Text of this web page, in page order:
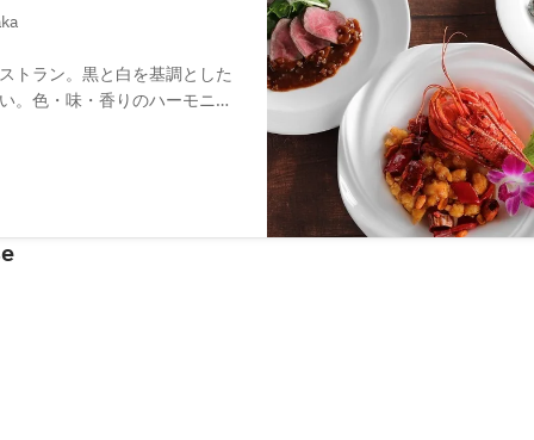
トラン。黒と白を基調とした
。色・味・香りのハーモニー